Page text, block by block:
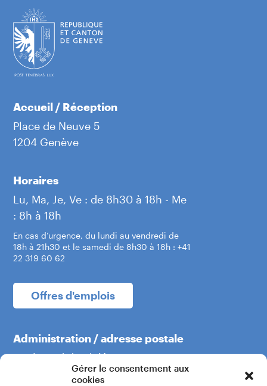
Gérer le consentement aux
cookies
Accueil / Réception
Place de Neuve 5
1204 Genève
Horaires
Lu, Ma, Je, Ve : de 8h30 à 18h - Me
: 8h à 18h
En cas d’urgence, du lundi au vendredi de
18h à 21h30 et le samedi de 8h30 à 18h : +41
22 319 60 62
Offres d'emplois
Administration / adresse postale
Boulevard du Théâtre 5
1204 Genève